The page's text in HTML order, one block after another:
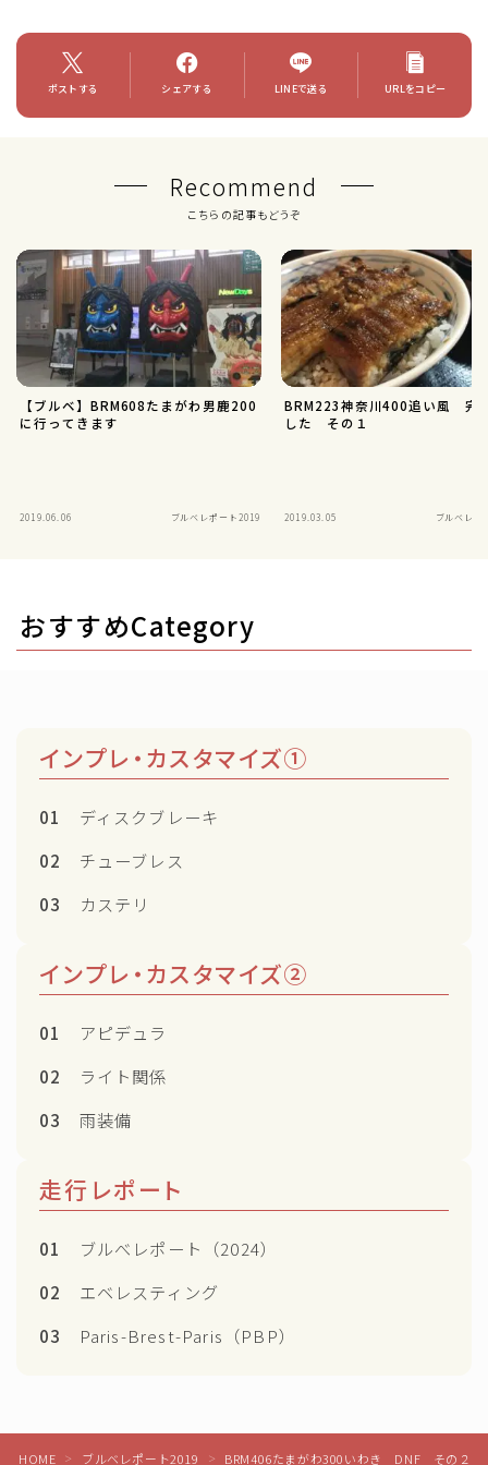
ポストする シェアする LINEで送る URLをコピー
Recommend
こちらの記事もどうぞ
【ブルベ】BRM608たまがわ男鹿200
に行ってきます
2019.06.06 ブルベレポート2019
BRM223神奈川400追い風 完
した その１
2019.03.05 ブルベレポ
おすすめCategory
インプレ・カスタマイズ①
01
ディスクブレーキ
02
チューブレス
03
カステリ
インプレ・カスタマイズ②
01
アピデュラ
02
ライト関係
03
雨装備
走行レポート
01
ブルべレポート（2024）
02
エベレスティング
03
Paris-Brest-Paris（PBP）
HOME ＞ ブルベレポート2019 ＞ BRM406たまがわ300いわき DNF その２